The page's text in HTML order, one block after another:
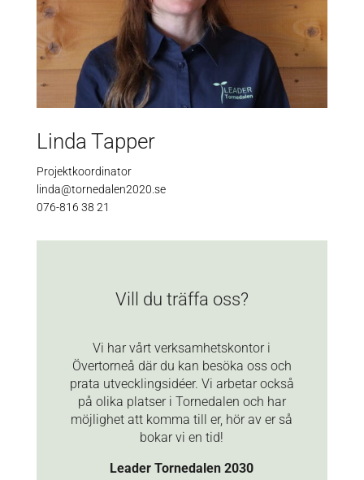
Linda Tapper
Projektkoordinator
linda@tornedalen2020.se
076-816 38 21
Vill du träffa oss?
Vi har vårt verksamhetskontor i
Övertorneå där du kan besöka oss och
prata utvecklingsidéer. Vi arbetar också
på olika platser i Tornedalen och har
möjlighet att komma till er, hör av er så
bokar vi en tid!
Leader Tornedalen 2030